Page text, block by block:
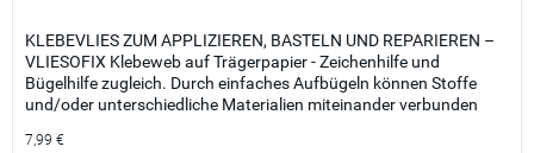
KLEBEVLIES ZUM APPLIZIEREN, BASTELN UND REPARIEREN –
VLIESOFIX Klebeweb auf Trägerpapier - Zeichenhilfe und
Bügelhilfe zugleich. Durch einfaches Aufbügeln können Stoffe
und/oder unterschiedliche Materialien miteinander verbunden
7,99 €